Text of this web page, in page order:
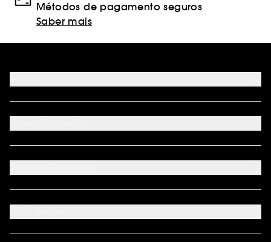
Métodos de pagamento seguros
Saber mais
FAQ
Métodos de pagamento
Cartão oferta físico
Cartão oferta empresas
Site Map
Seguir encomenda
Programa de Fidelidade
Juntar Sephora
Sephora Prize 2026
Saldos